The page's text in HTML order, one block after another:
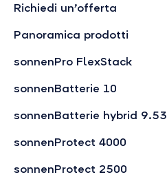
Richiedi un’offerta
Panoramica prodotti
sonnenPro FlexStack
sonnenBatterie 10
sonnenBatterie hybrid 9.53
sonnenProtect 4000
sonnenProtect 2500